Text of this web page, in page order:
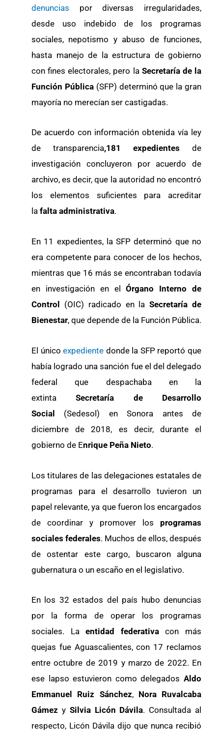
denuncias por diversas irregularidades,
desde uso indebido de los programas
sociales, nepotismo y abuso de funciones,
hasta manejo de la estructura de gobierno
con fines electorales, pero la Secretaría de la
Función Pública(SFP) determinó que la gran
mayoría no merecían ser castigadas.
De acuerdo con información obtenida vía ley
de transparencia,181 expedientes de
investigación concluyeron por acuerdo de
archivo, es decir, que la autoridad no encontró
los elementos suficientes para acreditar
la falta administrativa.
En 11 expedientes, la SFP determinó que no
era competente para conocer de los hechos,
mientras que 16 más se encontraban todavía
en investigación en elÓrgano Interno de
Control
(OIC) radicado en laSecretaría de
Bienestar, que depende de la Función Pública.
El únicoexpediente donde la SFP reportó que
había logrado una sanción fue el del delegado
federal que despachaba en la
extintaSecretaría de Desarrollo
Social (Sedesol) en Sonora antes de
diciembre de 2018, es decir, durante el
gobierno de Enrique Peña Nieto.
Los titulares de las delegaciones estatales de
programas para el desarrollo tuvieron un
papel relevante, ya que fueron los encargados
de coordinar y promover los programas
sociales federales. Muchos de ellos, después
de ostentar este cargo, buscaron alguna
gubernatura o un escaño en el legislativo.
En los 32 estados del país hubo denuncias
por la forma de operar los programas
sociales. Laentidad federativacon más
quejas fue Aguascalientes, con 17 reclamos
entre octubre de 2019 y marzo de 2022. En
ese lapso estuvieron como delegados Aldo
Emmanuel Ruiz Sánchez, Nora Ruvalcaba
Gámez y Silvia Licón Dávila. Consultada al
respecto, Licón Dávila dijo que nunca recibió